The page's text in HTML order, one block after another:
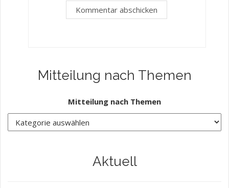
Mitteilung nach Themen
Mitteilung nach Themen
Aktuell